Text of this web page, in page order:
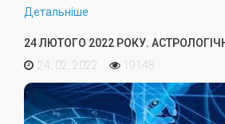
Детальніше
24 ЛЮТОГО 2022 РОКУ.
24. 02. 2022
19148